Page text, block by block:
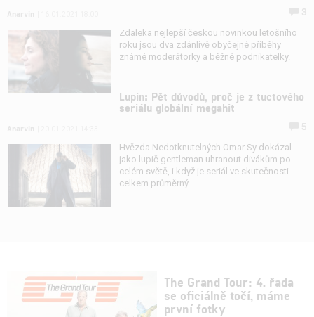
Zdaleka nejlepší českou novinkou letošního
roku jsou dva zdánlivě obyčejné příběhy
známé moderátorky a běžné podnikatelky.
Lupin: Pět důvodů, proč je z tuctového
seriálu globální megahit
Hvězda Nedotknutelných Omar Sy dokázal
jako lupič gentleman uhranout divákům po
celém světě, i když je seriál ve skutečnosti
celkem průměrný.
The Grand Tour: 4. řada
se oficiálně točí, máme
první fotky